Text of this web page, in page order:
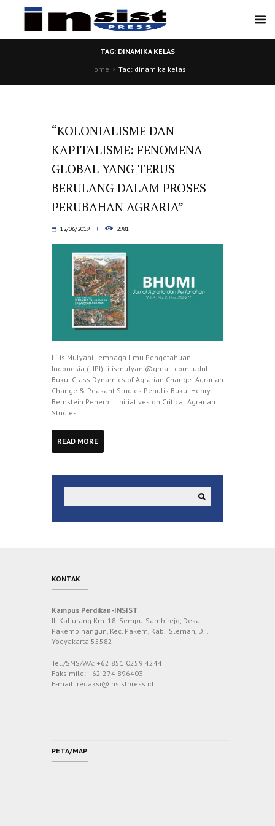
TAG: DINAMIKA KELAS
Home
Tag: dinamika kelas
“KOLONIALISME DAN
KAPITALISME: FENOMENA
GLOBAL YANG TERUS
BERULANG DALAM PROSES
PERUBAHAN AGRARIA”
12/06/2019 2981
Lilis Mulyani Lembaga Ilmu Pengetahuan
Indonesia (LIPI) lilismulyani@gmail.com Judul
Buku: Class Dynamics of Agrarian Change: Agrarian
Change & Peasant Studies Penulis Buku: Henry
Bernstein Penerbit: Initiatives on Critical Agrarian
Studies...
READ MORE
KONTAK
Kampus Perdikan-INSIST
Jl. Kaliurang Km. 18, Sempu-Sambirejo, Desa
Pakembinangun, Kec. Pakem, Kab. Sleman, D.I.
Yogyakarta 55582
Tel./SMS/WA: +62 851 0259 4244
Faksimile: +62 274 896403
E-mail: redaksi@insistpress.id
PETA/MAP